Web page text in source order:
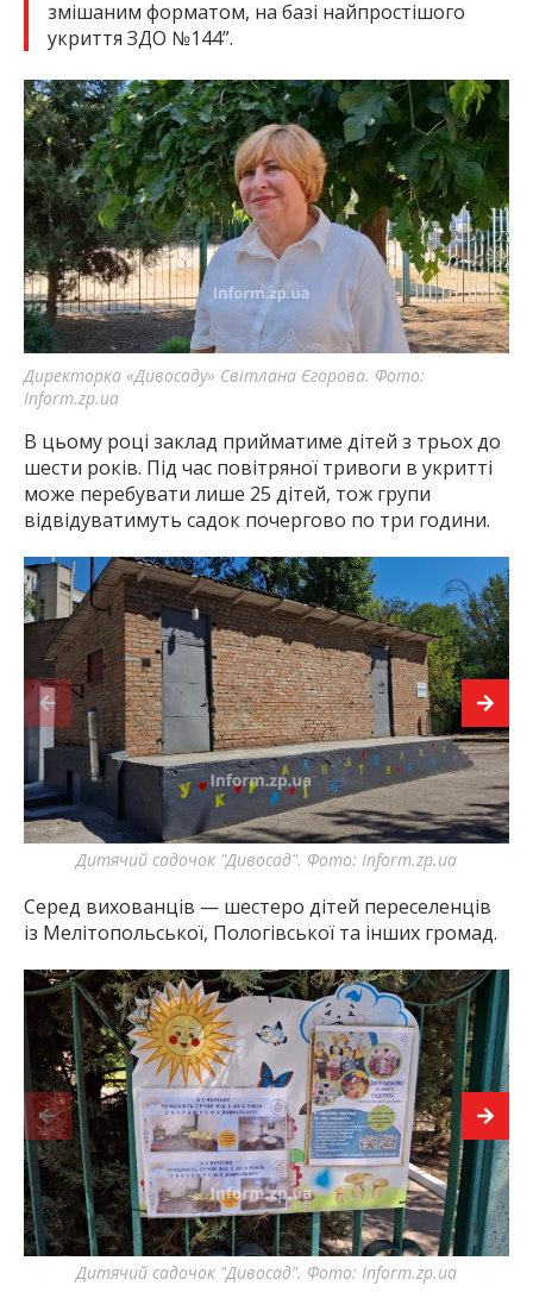
змішаним форматом, на базі найпростішого
укриття ЗДО №144”.
Директорка «Дивосаду» Світлана Єгорова. Фото:
Inform.zp.ua
В цьому році заклад прийматиме дітей з трьох до
шести років. Під час повітряної тривоги в укритті
може перебувати лише 25 дітей, тож групи
відвідуватимуть садок почергово по три години.
Дитячий садочок "Дивосад". Фото: Inform.zp.ua
Серед вихованців — шестеро дітей переселенців
із Мелітопольської, Пологівської та інших громад.
Дитячий садочок "Дивосад". Фото: Inform.zp.ua